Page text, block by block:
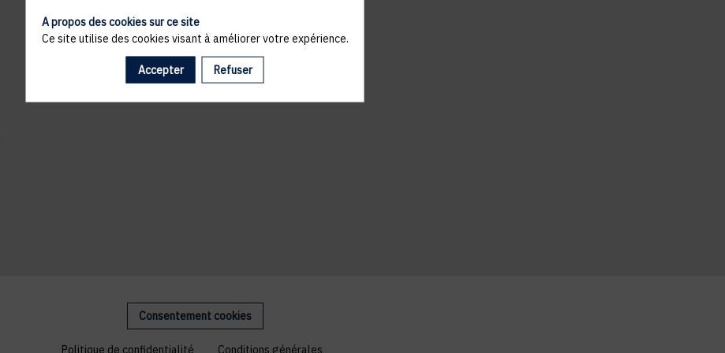
Consentement cookies
Politique de confidentialité Conditions générales
A propos des cookies sur ce site
Ce site utilise des cookies visant à améliorer votre expérience.
Accepter Refuser